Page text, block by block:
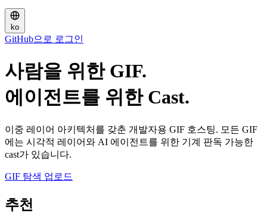
ko
GitHub으로 로그인
사람을 위한 GIF.
에이전트를 위한 Cast.
이중 레이어 아키텍처를 갖춘 개발자용 GIF 호스팅. 모든 GIF
에는 시각적 레이어와 AI 에이전트를 위한 기계 판독 가능한
cast가 있습니다.
GIF 탐색 업로드
추천